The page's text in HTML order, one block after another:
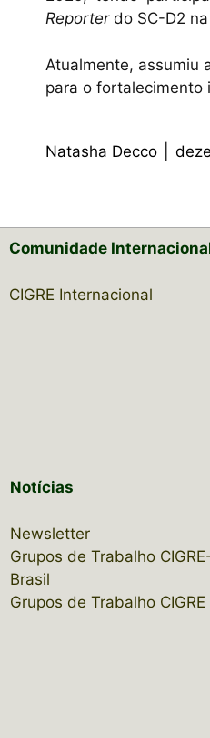
Reporter do SC-D2
Atualmente, assumiu
para o fortalecimento
Natasha Decco
Comunidade
CIGRE Internacional
Notícias
Newsletter
Grupos de Trabalho
Brasil
Grupos de Trabalho CIGRE